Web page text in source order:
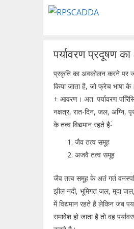
पर्यावरण प्रदूषण का
प्रकृति का अवकोलन करने पर
किया जाता है, जो फ्रेच भाषा
+ आवरण। अत: पर्यावरण
नक्षत्र, रात-दिन, जल, अग्नि,
के तत्व विद्यमान रहते है-ं
जैव तत्व समूह
अजवै तत्व समूह
जैव तत्व समूह के अतं गर्त
झील नदी, भूमिगत जल, मृदा
मेंं विद्यमान रहते है लेकिन जब
समावेश हो जाता है तो वह